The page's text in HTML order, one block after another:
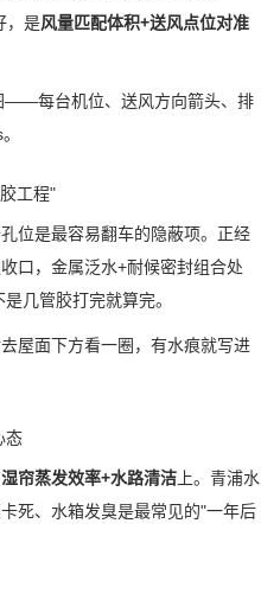
，是风量匹配体积+送风点位对准
——每台机位、送风方向箭头、排
工程"
位是最容易翻车的隐蔽项。正经
收口，金属泛水+耐候密封组合处
几管胶打完就算完。
屋面下方看一圈，有水痕就写进
态
湿帘蒸发效率+水路清洁 上。青浦水
死、水箱发臭是最常见的"一年后